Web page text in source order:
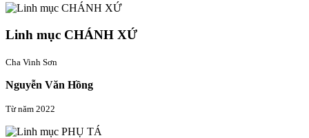
Linh mục CHÁNH XỨ
Cha Vinh Sơn
Nguyễn Văn Hồng
Từ năm 2022